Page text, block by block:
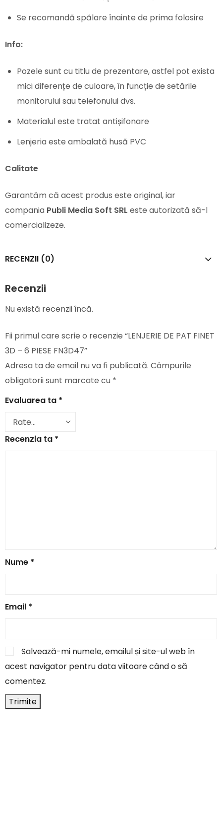
Se recomandă spălare înainte de prima folosire
Info:
Pozele sunt cu titlu de prezentare, astfel pot exista
mici diferențe de culoare, în funcție de setările
monitorului sau telefonului dvs.
Materialul este tratat antișifonare
Lenjeria este ambalată husă PVC
Calitate
Garantăm că acest produs este original, iar
compania Publi Media Soft SRL este autorizată să-l
comercializeze.
RECENZII (0)
Recenzii
Nu există recenzii încă.
Fii primul care scrie o recenzie “LENJERIE DE PAT FINET
3D – 6 PIESE FN3D47”
Adresa ta de email nu va fi publicată. Câmpurile
obligatorii sunt marcate cu *
Evaluarea ta *
Recenzia ta *
Nume *
Email *
Salvează-mi numele, emailul și site-ul web în
acest navigator pentru data viitoare când o să
comentez.